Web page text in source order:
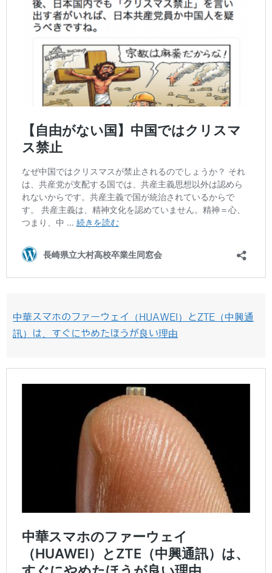
中華スマホのファーウェイ（HUAWEI）とZTE（中興通
訊）は、すぐにやめたほうが良い理由